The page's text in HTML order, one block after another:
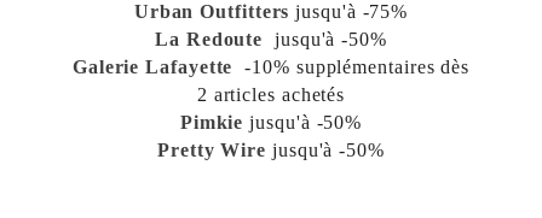
Urban Outfitters jusqu'à -75%
La Redoute jusqu'à -50%
Galerie Lafayette
-10% supplémentaires dès
2 articles achetés
Pimkie jusqu'à -50%
Pretty Wire jusqu'à -50%